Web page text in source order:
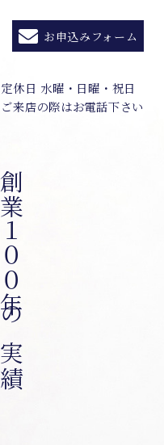
お申込みフォーム
定休日 水曜・日曜・祝日
ご来店の際はお電話下さい
創業１００年の実績